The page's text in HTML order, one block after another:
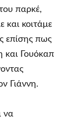
παρκέ,
και κοιτάμε
επίσης πως
και Γουόκαπ
Γιάννη.
να